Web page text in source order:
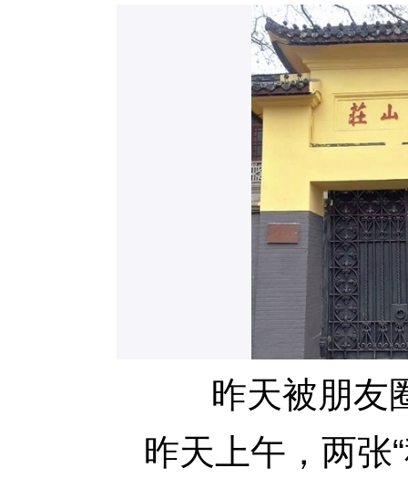
昨天被朋友
昨天上午，两张